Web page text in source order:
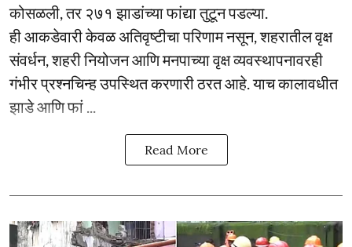
कोसळली, तर २७१ झाडांच्या फांद्या तुटून पडल्या.
ही आकडेवारी केवळ अतिवृष्टीचा परिणाम नसून, शहरातील वृक्ष
संवर्धन, शहरी नियोजन आणि मनपाच्या वृक्ष व्यवस्थापनावरही
गंभीर प्रश्नचिन्ह उपस्थित करणारी ठरत आहे. याच कालावधीत
झाडे आणि फां ...
Read More